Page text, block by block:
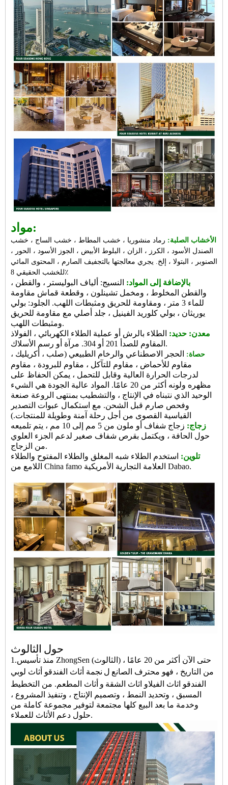
مواد:
الأخشاب الصلبة: رماد منشوريا ، خشب المطاط ، خشب الساج ، خشب
الصندل الأسود ، الكرز ، الزان ، البلوط الأبيض ، الجوز الأسود ، الحور ،
الصنوبر ، البتولا ، إلخ. يجري معالجتها بالتجفيف الصارم ، المحتوى المائي
للخشب الحقيقي 8٪
بالإضافة إلى المواد: النسيج: ألياف البوليستر ، والقطن ،
والقطن المخلوط ، ومخمل تشينلون ، وقطعة قماش مقاومة
للماء 3 متر ، ومقاومة للحريق ومثبطات اللهب. الجلود: بولي
يوريثان ، بولي كلوريد الفينيل ، جلد أصلي مع مقاومة للحريق
ومثبطات اللهب.
معدن: حديد: الطلاء بالرش أو عملية الطلاء الكهربائي ، الفولاذ
المقاوم للصدأ 201 أو 304. مرآة أو رسم الأسلاك.
حصاة:
الحجر الاصطناعي والرخام الطبيعي (صلب ، أكريليك ،
مقاوم للأحماض ، مقاوم للتآكل ، مقاوم للبرودة ، مقاوم
لدرجات الحرارة العالية وقابل للتحمل ، يمكن الحفاظ على
مظهره ولونه أكثر من 20 عامًا. المواد عالية الجودة هي الشيء
الوحيد الذي نتبناه في الإنتاج ، والتشطيب بمنتهى الروعة صنعة
وفحص صارم قبل الشحن. مع استكمال عبوات التصدير
القياسية القصوى من أجل رحلة آمنة وطويلة للمنتجات.)
زجاج:
زجاج شفاف أو ملون من 5 مم إلى 10 مم ، يتم تلميعه
حول الحافة ، ويكتمل بقرص شفاف صغير لدعم الجزء العلوي
من الزجاج.
تلوين: استخدم الطلاء شبه المغلق والطلاء المفتوح والطلاء
اللامع من China famo
العلامة التجارية الأمريكية Dabao.
حول الثالوث
1.منذ تأسيس ZhongSen (الثالوث) ، حتى الآن أكثر من 20 عامًا
من التاريخ ، فهو محترف الصانع ل نجمة أثاث الفندقو أثاث لوبي
الفندقو اثاث الفيلاو اثاث الشقة و أثاث المطعم. من التخطيط
المسبق ، وتحديد النمط ، وتصميم الإنتاج ، وتنفيذ المشروع ،
وخدمة ما بعد البيع كلها مجتمعة لتوفير مجموعة كاملة من
حلول دعم الأثاث للعملاء.